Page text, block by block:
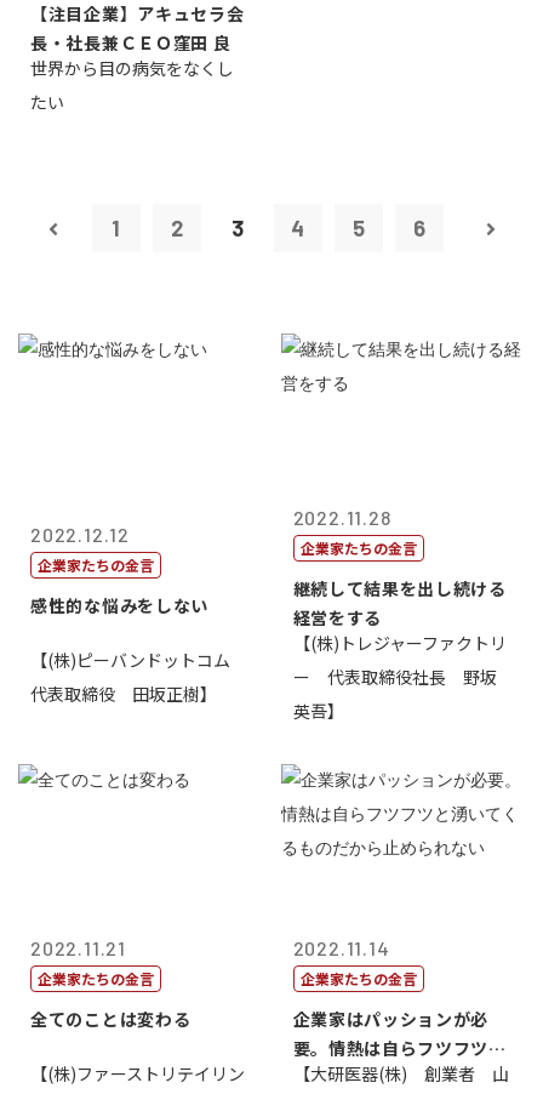
【注目企業】アキュセラ会
長・社長兼ＣＥＯ窪田 良
世界から目の病気をなくし
たい
1 2 3 4 5 6
2022.12.12
企業家たちの金言
感性的な悩みをしない
【(株)ピーバンドットコム
代表取締役 田坂正樹】
2022.11.28
企業家たちの金言
継続して結果を出し続ける
経営をする
【(株)トレジャーファクトリ
ー 代表取締役社長 野坂
英吾】
2022.11.21
企業家たちの金言
全てのことは変わる
【(株)ファーストリテイリン
2022.11.14
企業家たちの金言
企業家はパッションが必
要。情熱は自らフツフツと
湧いてくるもの...
【大研医器(株) 創業者 山